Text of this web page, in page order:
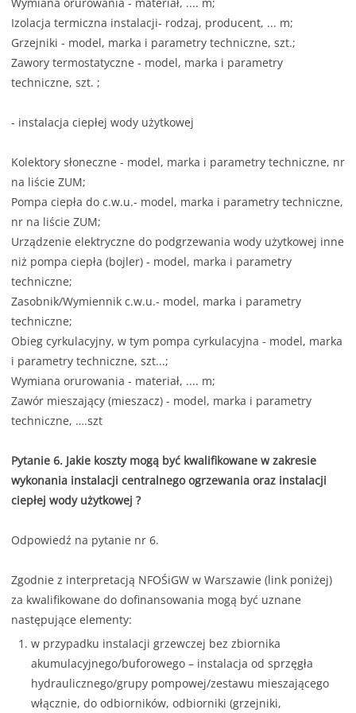
Wymiana orurowania - materiał, .... m;
Izolacja termiczna instalacji- rodzaj, producent, ... m;
Grzejniki - model, marka i parametry techniczne, szt.;
Zawory termostatyczne - model, marka i parametry
techniczne, szt. ;
- instalacja ciepłej wody użytkowej
Kolektory słoneczne - model, marka i parametry techniczne, nr
na liście ZUM;
Pompa ciepła do c.w.u.- model, marka i parametry techniczne,
nr na liście ZUM;
Urządzenie elektryczne do podgrzewania wody użytkowej inne
niż pompa ciepła (bojler) - model, marka i parametry
techniczne;
Zasobnik/Wymiennik c.w.u.- model, marka i parametry
techniczne;
Obieg cyrkulacyjny, w tym pompa cyrkulacyjna - model, marka
i parametry techniczne, szt...;
Wymiana orurowania - materiał, .... m;
Zawór mieszający (mieszacz) - model, marka i parametry
techniczne, ….szt
Pytanie 6. Jakie koszty mogą być kwalifikowane w zakresie
wykonania instalacji centralnego ogrzewania oraz instalacji
ciepłej wody użytkowej ?
Odpowiedź na pytanie nr 6.
Zgodnie z interpretacją NFOŚiGW w Warszawie (link poniżej)
za kwalifikowane do dofinansowania mogą być uznane
następujące elementy:
w przypadku instalacji grzewczej bez zbiornika
akumulacyjnego/buforowego – instalacja od sprzęgła
hydraulicznego/grupy pompowej/zestawu mieszającego
włącznie, do odbiorników, odbiorniki (grzejniki,